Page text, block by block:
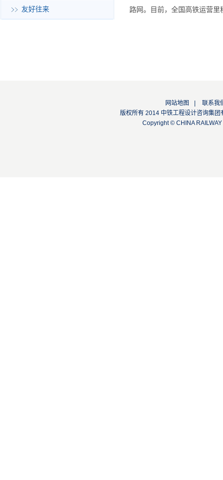
友好往来
路网。目前，全国高铁运营
网站地图
联系我
版权所有 2014 中铁工程设计咨询
Copyright © CHINA